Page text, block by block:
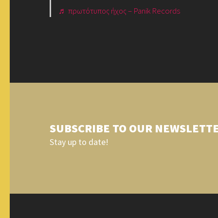
♬ πρωτότυπος ήχος – Panik Records
SUBSCRIBE TO OUR
Stay up to date!